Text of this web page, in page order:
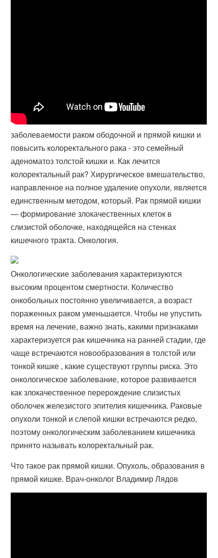
заболеваемости раком ободочной и прямой кишки и
повысить колоректального рака - это семейный
аденоматоз толстой кишки и. Как лечится
колоректальный рак? Хирургическое вмешательство,
направленное на полное удаление опухоли, является
единственным методом, который. Рак прямой кишки
— формирование злокачественных клеток в
слизистой оболочке, находящейся на стенках
кишечного тракта. Онкология.
Онкологические заболевания характеризуются
высоким процентом смертности. Количество
онкобольных постоянно увеличивается, а возраст
пораженных раком уменьшается. Чтобы не упустить
время на лечение, важно знать, какими признаками
характеризуется рак кишечника на ранней стадии, где
чаще встречаются новообразования в толстой или
тонкой кишке , какие существуют группы риска. Это
онкологическое заболевание, которое развивается
как злокачественное перерождение слизистых
оболочек железистого эпителия кишечника. Раковые
опухоли тонкой и слепой кишки встречаются редко,
поэтому онкологическим заболеванием кишечника
принято называть колоректальный рак.
Что такое рак прямой кишки. Опухоль, образования в
прямой кишке. Врач-онколог Владимир Лядов